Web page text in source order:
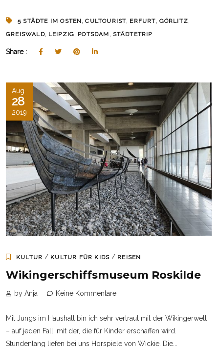
5 STÄDTE IM OSTEN ,CULTOURIST ERFURT GÖRLITZ
GREISWALD, LEIPZIG POTSDAM STÄDTETRIP
Share :
Aug.
28
2019
KULTUR / KULTUR FÜR KIDS / REISEN
Wikingerschiffsmuseum Roskilde
by Anja Keine Kommentare
Mit Jungs im Haushalt bin ich sehr vertraut mit der Wikingerwelt
– auf jeden Fall, mit der, die für Kinder erschaffen wird.
Stundenlang liefen bei uns Hörspiele von Wickie. Die...